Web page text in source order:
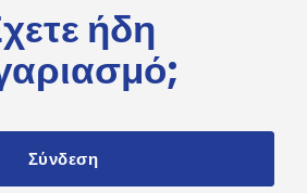
ήδη
Σύνδεση